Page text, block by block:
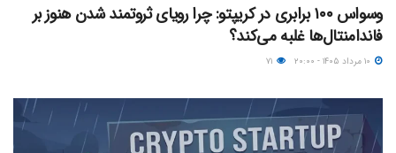
وسواس ۱۰۰ برابری در کریپتو: چرا رویای ثروتمند شدن هنوز بر
فاندامنتال‌ها غلبه می‌کند؟